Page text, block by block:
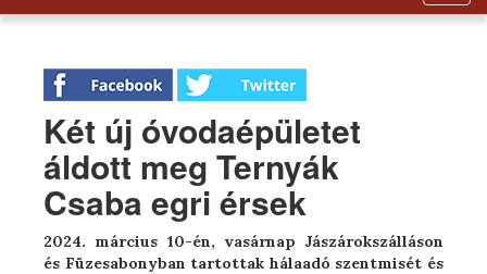
Két új óvodaépületet
áldott meg Ternyák
Csaba egri érsek
2024. március 10-én, vasárnap Jászárokszálláson
és Füzesabonyban tartottak hálaadó szentmisét és